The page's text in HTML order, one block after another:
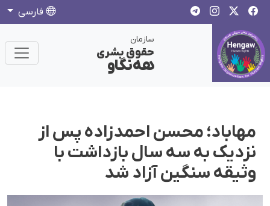
فارسی
سازمان
حقوق بشری
هەنگاو
مهاباد؛ محسن احمدزاده پس از
نزدیک به سه سال بازداشت با
وثیقه سنگین آزاد شد